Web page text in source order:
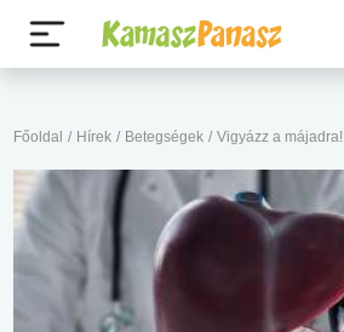
Főoldal / Hírek / Betegségek / Vigyázz a májadra!